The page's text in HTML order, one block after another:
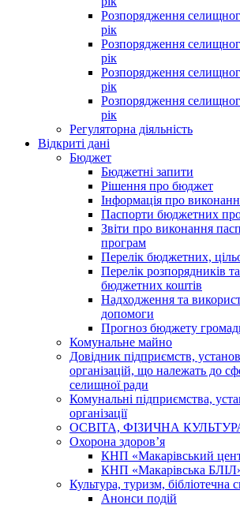
Розпорядження
рік
Розпорядження
рік
Розпорядження
рік
Розпорядження
рік
Регуляторна діяльність
Відкриті дані
Бюджет
Бюджетні запити
Рішення про бюджет
Інформація про
Паспорти бюджетних
Звіти про виконання
програм
Перелік бюджетних,
Перелік розпорядників
бюджетних коштів
Надходження та
допомоги
Прогноз бюджету
Комунальне майно
Довідник підприємств, установ
організацій, що належать до
селищної ради
Комунальні підприємства,
організації
ОСВІТА, ФІЗИЧНА
Охорона здоров’я
КНП «Макарівський
КНП «Макарівська
Культура, туризм, бібліотечна
Анонси подій